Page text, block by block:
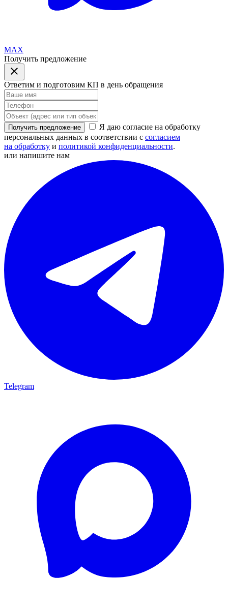
MAX
Получить предложение
Ответим и подготовим КП в день обращения
Получить предложение
Я даю согласие на обработку
персональных данных в соответствии с согласием
на обработку и политикой конфиденциальности.
или напишите нам
Telegram